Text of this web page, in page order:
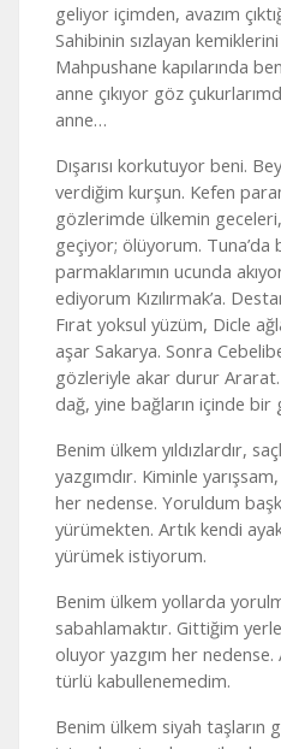
geliyor içimden, avazım
Sahibinin sızlayan
Mahpushane kapılarında
anne çıkıyor göz
anne…
Dışarısı korkutuyor beni.
verdiğim kurşun. Kefen
gözlerimde ülkemin
geçiyor; ölüyorum. Tuna’da
parmaklarımın ucunda
ediyorum Kızılırmak’a.
Fırat yoksul yüzüm, Dicle
aşar Sakarya. Sonra
gözleriyle akar durur
dağ, yine bağların içinde bir
Benim ülkem yıldızlardır,
yazgımdır. Kiminle
her nedense. Yoruldum
yürümekten. Artık kendi
yürümek istiyorum.
Benim ülkem yollarda
sabahlamaktır. Gittiğim
oluyor yazgım her nedense.
türlü kabullenemedim.
Benim ülkem siyah taşların